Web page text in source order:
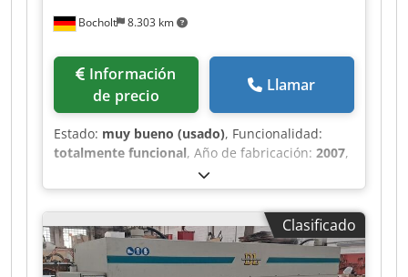
Bocholt 8.303 km
de precio
Llamar
Estado: muy bueno (usado), Funcionalidad:
totalmente funcional, Año de fabricación: 2007,
número de máquina/vehículo:
hidráulica EHT Trumpf, modelo TrumaCut 460
ancho de trabajo: 6050 mm espesor máximo de
la chapa: 4 mm (acero) control CNC Cybelec, tipo
DNC 60-GS sistema neumático de sujeción de la
chapa Djdszf Ifijpfx Aftokr tope trasero
Clasificado